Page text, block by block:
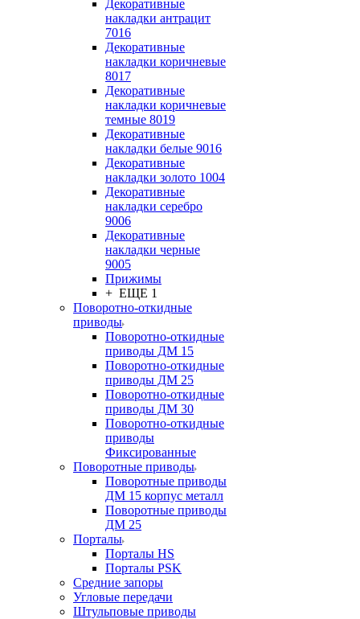
Декоративные
накладки антрацит
7016
Декоративные
накладки коричневые
8017
Декоративные
накладки коричневые
темные 8019
Декоративные
накладки белые 9016
Декоративные
накладки золото 1004
Декоративные
накладки серебро
9006
Декоративные
накладки черные
9005
Прижимы
+ ЕЩЕ 1
Поворотно-откидные
приводы
Поворотно-откидные
приводы ДМ 15
Поворотно-откидные
приводы ДМ 25
Поворотно-откидные
приводы ДМ 30
Поворотно-откидные
приводы
Фиксированные
Поворотные приводы
Поворотные приводы
ДМ 15 корпус металл
Поворотные приводы
ДМ 25
Порталы
Порталы HS
Порталы PSK
Средние запоры
Угловые передачи
Штульповые приводы